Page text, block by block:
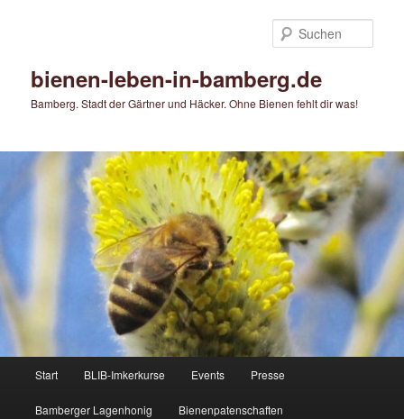
bienen-leben-in-bamberg.de
Bamberg. Stadt der Gärtner und Häcker. Ohne Bienen fehlt dir was!
Start BLIB-Imkerkurse Events Presse
Bamberger Lagenhonig Bienenpatenschaften